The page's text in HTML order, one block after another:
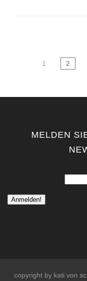
Beiträge
1 2
MELDEN
copyright by kati von